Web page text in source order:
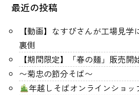
最近の投稿
【動画】なすびさんが工場見
裏側
【期間限定】「春の麺」販売開
〜菊忠の節分そば〜
年越しそばオンラインショッ